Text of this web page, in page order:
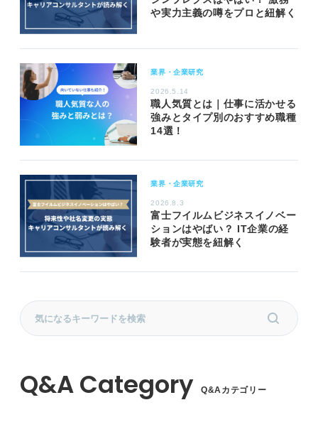
や実力主義の噂をプロと紐解く
業界・企業研究
2026.5.14
職人気質とは｜仕事に活かせる
強みとタイプ別のおすすめ職種
14選！
業界・企業研究
2026.8.3
富士フイルムビジネスイノベー
ションはやばい？ IT企業の経
験者が実態を紐解く
Q&Aカテゴリー